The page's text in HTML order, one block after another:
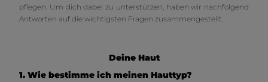
pflegen. Um dich dabei zu unterstützen, haben wir nachfolgend
Antworten auf die wichtigsten Fragen zusammengestellt.
Deine Haut
1. Wie bestimme ich meinen Hauttyp?